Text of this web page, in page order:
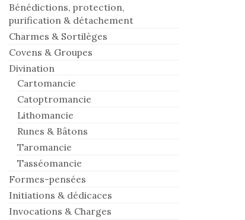
Bénédictions, protection,
purification & détachement
Charmes & Sortilèges
Covens & Groupes
Divination
Cartomancie
Catoptromancie
Lithomancie
Runes & Bâtons
Taromancie
Tasséomancie
Formes-pensées
Initiations & dédicaces
Invocations & Charges